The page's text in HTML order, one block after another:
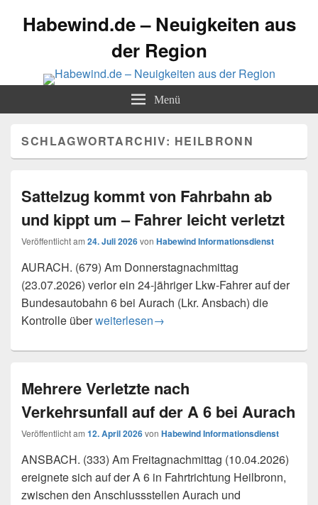
Habewind.de – Neuigkeiten aus
der Region
Menü
SCHLAGWORTARCHIV: HEILBRONN
Sattelzug kommt von Fahrbahn ab
und kippt um – Fahrer leicht verletzt
Veröffentlicht am 24. Juli 2026von Habewind Informationsdienst
AURACH. (679) Am Donnerstagnachmittag
(23.07.2026) verlor ein 24-jähriger Lkw-Fahrer auf der
Bundesautobahn 6 bei Aurach (Lkr. Ansbach) die
Kontrolle überSattelzug kommt von Fahrbahn ab und
weiterlesen→
Mehrere Verletzte nach
Verkehrsunfall auf der A 6 bei Aurach
Veröffentlicht am 12. April 2026von Habewind Informationsdienst
ANSBACH. (333) Am Freitagnachmittag (10.04.2026)
ereignete sich auf der A 6 in Fahrtrichtung Heilbronn,
zwischen den Anschlussstellen Aurach und